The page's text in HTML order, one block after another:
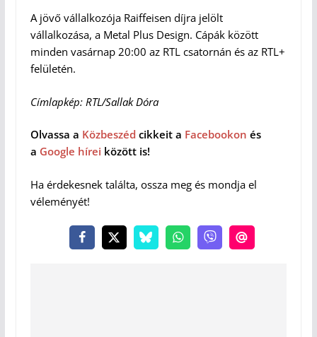
A jövő vállalkozója Raiffeisen díjra jelölt
vállalkozása, a Metal Plus Design. Cápák között
minden vasárnap 20:00 az RTL csatornán és az RTL+
felületén.
Címlapkép: RTL/Sallak Dóra
Olvassa a Közbeszéd cikkeit a Facebookon és
a Google hírei között is!
Ha érdekesnek találta, ossza meg és mondja el
véleményét!